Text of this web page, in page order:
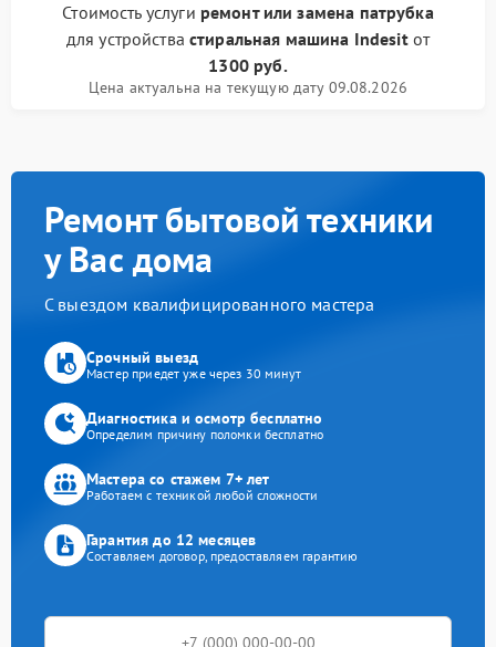
Стоимость услуги ремонт или замена патрубка
для устройствастиральная машина Indesitот
1300 руб.
Цена актуальна на текущую дату 09.08.2026
Ремонт бытовой техники
у Вас дома
С выездом квалифицированного мастера
Срочный выезд
Мастер приедет уже через 30 минут
Диагностика и осмотр бесплатно
Определим причину поломки бесплатно
Мастера со стажем 7+ лет
Работаем с техникой любой сложности
Гарантия до 12 месяцев
Составляем договор, предоставляем гарантию